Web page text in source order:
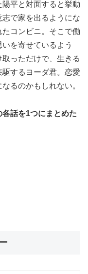
平と対面すると挙動
で家を出るようにな
コンビニ。そこで働
を寄せているよう
っただけで、生きる
するヨーダ君。恋愛
るのかもしれない。
話を1つにまとめた